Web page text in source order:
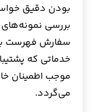
بودن دقیق
بررسی
سفارش فهرست
خدماتی که
موجب اطمینان
می‌گردد.